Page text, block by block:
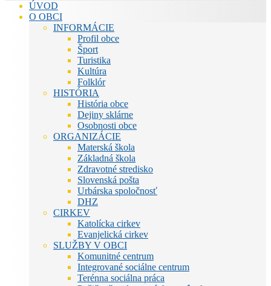
ÚVOD
O OBCI
INFORMÁCIE
Profil obce
Šport
Turistika
Kultúra
Folklór
HISTÓRIA
História obce
Dejiny sklárne
Osobnosti obce
ORGANIZÁCIE
Materská škola
Základná škola
Zdravotné stredisko
Slovenská pošta
Urbárska spoločnosť
DHZ
CIRKEV
Katolícka cirkev
Evanjelická cirkev
SLUŽBY V OBCI
Komunitné centrum
Integrované sociálne centrum
Terénna sociálna práca